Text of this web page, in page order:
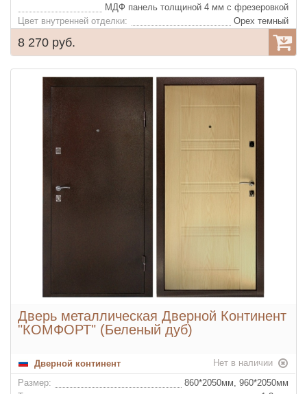
МДФ панель толщиной 4 мм с фрезеровкой
Цвет внутренней отделки:
Орех темный
Экструдированный пенополистирол
Глазок:
Объемный, расширенного обзора
8 270 руб.
Дверь металлическая Дверной Континент
"КОМФОРТ" (Беленый дуб)
Дверной континент
Нет в наличии
Размер:
860*2050мм, 960*2050мм